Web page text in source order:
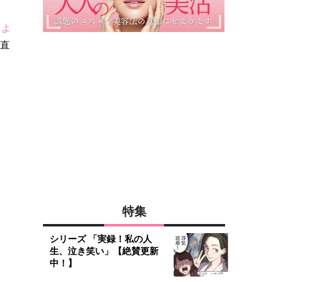
特集
シリーズ 「実録！私の人
生、泣き笑い」【絶賛更新
中！】